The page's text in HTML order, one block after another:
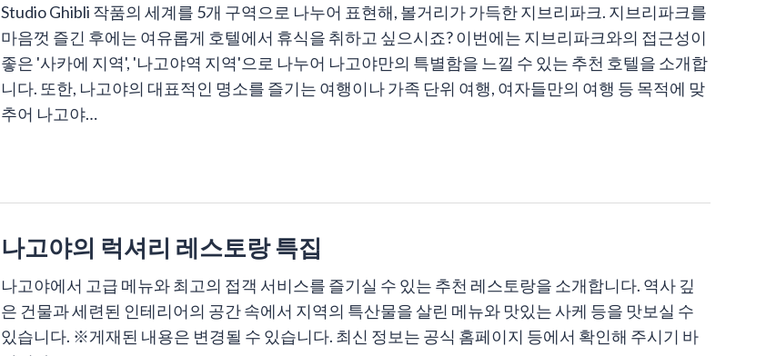
Studio Ghibli 작품의 세계를 5개 구역으로 나누어 표현해, 볼거리가 가득한 지브리파크. 지브리파크를
마음껏 즐긴 후에는 여유롭게 호텔에서 휴식을 취하고 싶으시죠? 이번에는 지브리파크와의 접근성이
좋은 '사카에 지역', '나고야역 지역'으로 나누어 나고야만의 특별함을 느낄 수 있는 추천 호텔을 소개합
니다. 또한, 나고야의 대표적인 명소를 즐기는 여행이나 가족 단위 여행, 여자들만의 여행 등 목적에 맞
추어 나고야…
나고야의 럭셔리 레스토랑 특집
나고야에서 고급 메뉴와 최고의 접객 서비스를 즐기실 수 있는 추천 레스토랑을 소개합니다. 역사 깊
은 건물과 세련된 인테리어의 공간 속에서 지역의 특산물을 살린 메뉴와 맛있는 사케 등을 맛보실 수
있습니다. ※게재된 내용은 변경될 수 있습니다. 최신 정보는 공식 홈페이지 등에서 확인해 주시기 바